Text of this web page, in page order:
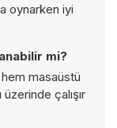
oynarken iyi
mi?
masaüstü
çalışır